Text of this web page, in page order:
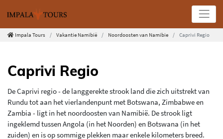
Impala Tours Vakantie Namibië Noordoosten van Namibie Caprivi Regio
Caprivi Regio
De Caprivi regio - de langgerekte strook land die zich uitstrekt van
Rundu tot aan het vierlandenpunt met Botswana, Zimbabwe en
Zambia - ligt in het noordoosten van Namibië. De strook ligt
ingeklemd tussen Angola (in het Noorden) en Botswana (in het
zuiden) en is op sommige plekken maar enkele kilometers breed.